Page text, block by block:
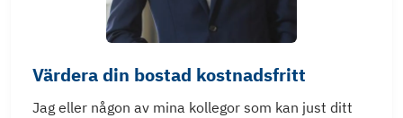
Värdera din bostad kostnadsfritt
Jag eller någon av mina kollegor som kan just ditt